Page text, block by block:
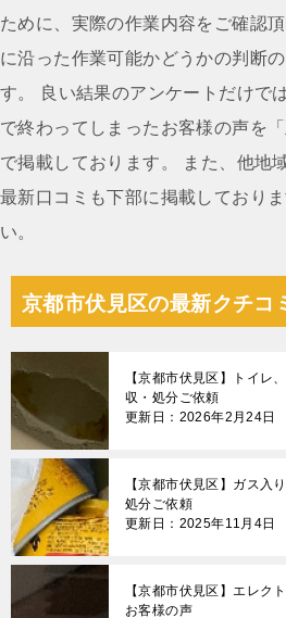
シ
ョ
ン
ために、実際の作業内容をご確認
に沿った作業可能かどうかの判断
す。 良い結果のアンケートだけで
で終わってしまったお客様の声を
で掲載しております。 また、他地
最新口コミも下部に掲載しており
い。
京都市伏見区の最新クチコ
【京都市伏見区】トイレ
収・処分ご依頼
更新日：2026年2月24日
【京都市伏見区】ガス入
処分ご依頼
更新日：2025年11月4日
【京都市伏見区】エレク
お客様の声